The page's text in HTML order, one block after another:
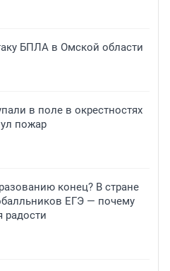
БПЛА в Омской области
в поле в окрестностях
пожар
конец? В стране
ЕГЭ — почему
радости